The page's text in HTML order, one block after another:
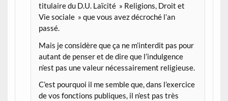
titulaire du D.U. Laïcité » Religions, Droit et
Vie sociale » que vous avez décroché l’an
passé.
Mais je considère que ça ne m’interdit pas pour
autant de penser et de dire que l’indulgence
n’est pas une valeur nécessairement religieuse.
C’est pourquoi il me semble que, dans l’exercice
de vos fonctions publiques, il n’est pas très